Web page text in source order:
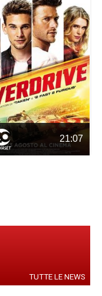
21:07
TUTTE LE NEWS